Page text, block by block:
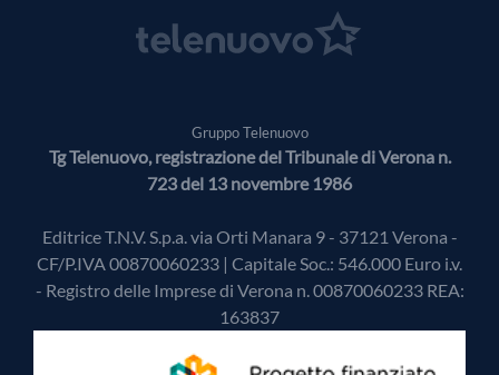
Gruppo Telenuovo
Tg Telenuovo, registrazione del Tribunale di Verona n.
723 del 13 novembre 1986
Editrice T.N.V. S.p.a. via Orti Manara 9 - 37121 Verona -
CF/P.IVA 00870060233 | Capitale Soc.: 546.000 Euro i.v.
- Registro delle Imprese di Verona n. 00870060233 REA:
163837